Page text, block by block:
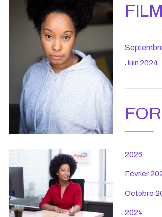
Juin 2024
2026
Février
Octobre
2024